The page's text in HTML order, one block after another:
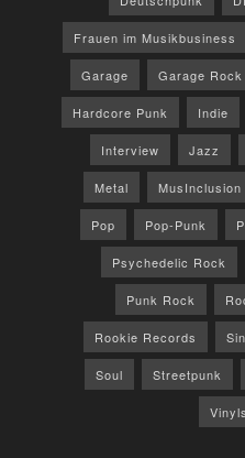
Frauen im Musikbusiness
Garage Garage Rock
Hardcore Punk Indie
Interview Jazz
Metal MusInclusion
Pop Pop-Punk
Psychedelic Rock
Punk Rock
Rookie Records
Soul Streetpunk